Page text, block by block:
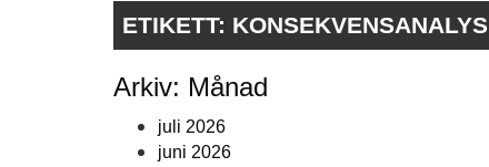
ETIKETT: KONSEKVENSANALYS
Arkiv: Månad
juli 2026
juni 2026